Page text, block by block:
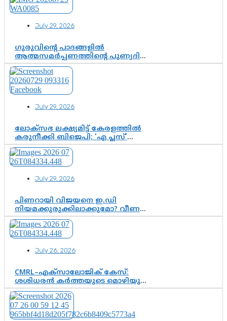
July 29, 2026
ഗുരുവിന്റെ പാദങ്ങളിൽ
ആത്മസമർപ്പണത്തിന്റെ പുണ്യദിനം;
മാതാ അമൃതാനന്ദമയി മഠത്തിൽ
ഭക്തിസാന്ദ്രമായി ഗുരുപൂർണിമ
ആഘോഷം
July 29, 2026
ലോക്സഭ ലക്ഷ്യമിട്ട് കേരളത്തിൽ
കരുനീക്കി ബിജെപി; ‘എ പ്ലസ്’
മണ്ഡലങ്ങളിൽ പ്രമുഖരെ ഇറക്കി
കേന്ദ്രനേതൃത്വം, തിരുവനന്തപുരത്ത്
രാജീവ് ചന്ദ്രശേഖർ, ആറ്റിങ്ങലിൽ
ശോഭാ സുരേന്ദ്രൻ..
July 29, 2026
പിണറായി വിജയനെ ഇ.ഡി
നിയമക്കുരുക്കിലാക്കുമോ? വീണ
വിജയൻ മാപ്പുസാക്ഷിയാകുമോ?
കർത്തയുടെ മൊഴി നിർണായക
വഴിത്തിരിവാകുമോ?
July 26, 2026
CMRL–എക്‌സാലോജിക് കേസ്:
ശശിധരൻ കർത്തയുടെ മൊഴിയുടെ
അടിസ്ഥാനത്തിൽ പിണറായി
വിജയനെ ചോദ്യം ചെയ്യുന്നതിൽ ഉടൻ
തീരുമാനം; വീണയ്‌ക്കെതിരെ
കൂടുതൽ തെളിവുകൾ പരിശോധിച്ച്